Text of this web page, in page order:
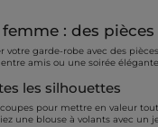
: des
votre garde-robe avec des
amis ou une soirée
les silhouettes
pour mettre en valeur
une blouse à volants avec